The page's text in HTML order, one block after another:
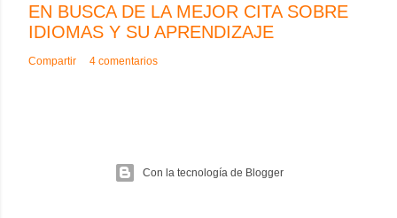
EN BUSCA DE LA MEJOR CITA SOBRE
IDIOMAS Y SU APRENDIZAJE
Compartir 4 comentarios
Con la tecnología de Blogger